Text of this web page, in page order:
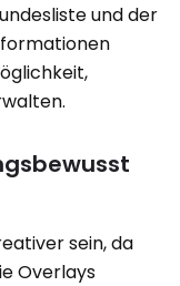
und der
sein, da
Overlays